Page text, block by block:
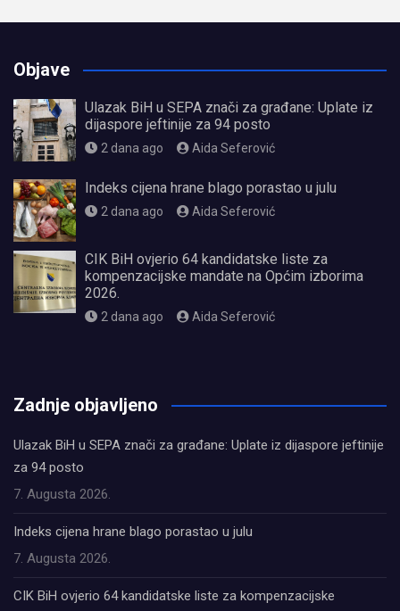
Objave
Ulazak BiH u SEPA znači za građane: Uplate iz
dijaspore jeftinije za 94 posto
2 dana ago Aida Seferović
Indeks cijena hrane blago porastao u julu
2 dana ago Aida Seferović
CIK BiH ovjerio 64 kandidatske liste za
kompenzacijske mandate na Općim izborima
2026.
2 dana ago Aida Seferović
Zadnje objavljeno
Ulazak BiH u SEPA znači za građane: Uplate iz dijaspore jeftinije
za 94 posto
7. Augusta 2026.
Indeks cijena hrane blago porastao u julu
7. Augusta 2026.
CIK BiH ovjerio 64 kandidatske liste za kompenzacijske